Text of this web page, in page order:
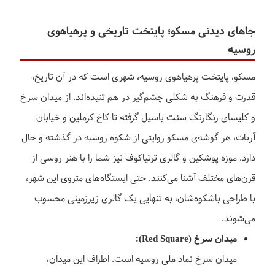
جاهای دیدنی مسکو؛ پایتخت تاریخی و پرهیاهوی
روسیه
مسکو، پایتخت پرهیاهوی روسیه، شهری است که در آن تاریخ،
قدرت و فرهنگ به شکلی چشم‌گیر در هم تنیده‌اند. از میدان سرخ
و کلیسای رنگارنگ سنت باسیل گرفته تا کاخ کرملین و خیابان
آربات، هر گوشه‌ی مسکو روایتی از شکوه روسیه در گذشته و حال
دارد. موزه پوشکین و گالری ترتیاکوف نیز شما را با هنر روسی از
قرن‌های مختلف آشنا می‌کنند. حتی ایستگاه‌های متروی این شهر،
با طراحی باشکوه‌شان، به تنهایی یک گالری زیرزمینی محسوب
می‌شوند.
میدان سرخ (Red Square):
میدان سرخ نماد ملی روسیه است. اطراف این میدان،